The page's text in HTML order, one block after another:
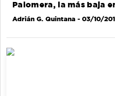
Palomera, la más baja
Adrián G. Quintana - 03/10/